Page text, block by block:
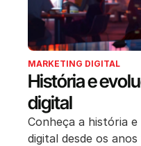
MARKETING DIGITAL
História e
digital
Conheça a história
digital desde os